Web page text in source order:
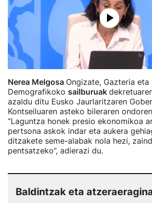
Nerea Melgosa Ongizate, Gazteria eta
Demografikoko sailburuak
azaldu ditu Eusko Jaurlaritzaren
Kontseiluaren asteko bileraren
“Laguntza honek presio ekonomikoa
pertsona askok indar eta aukera
ditzakete seme-alabak nola hezi,
pentsatzeko”, adierazi du.
Baldintzak eta